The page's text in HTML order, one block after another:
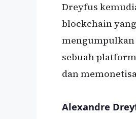
Dreyfus
blockchain
mengumpulkan
sebuah
dan
Alexandre